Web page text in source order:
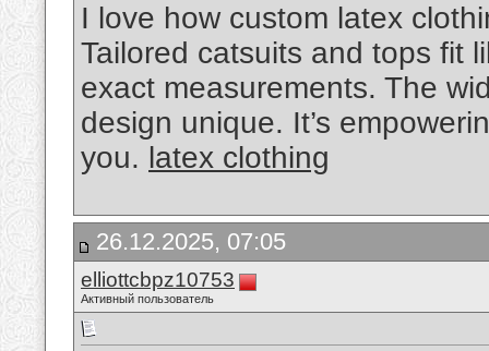
I love how custom latex
Tailored catsuits and tops fit
exact measurements. The
design unique. It’s
you. latex clothing
26.12.2025, 07:05
elliottcbpz10753
Активный пользователь